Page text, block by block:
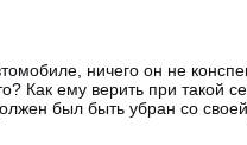
ничего он не
Как ему верить при такой
был быть убран со